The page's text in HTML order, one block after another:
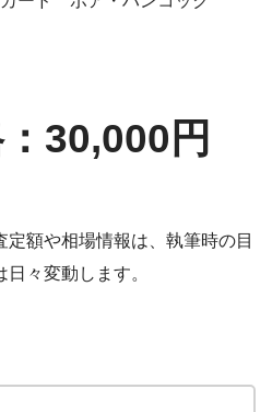
30,000円
額や相場情報は、執筆時の目
々変動します。